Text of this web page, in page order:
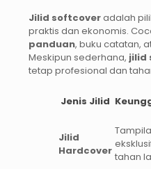
Jilid softcoveradalah
praktis dan ekonomis.
panduan, buku catatan,
Meskipun sederhana, jilid
tetap profesional dan
Jenis Jilid
Jilid
Hardcover tahan